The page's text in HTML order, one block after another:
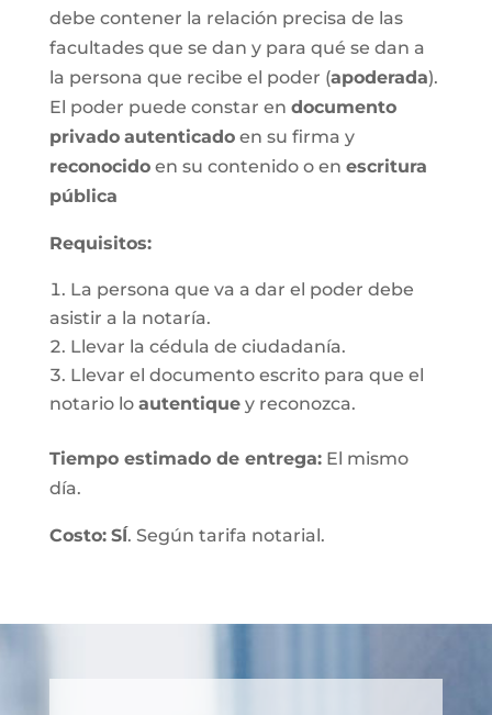
debe contener la relación precisa de las
facultades que se dan y para qué se dan a
la persona que recibe el poder (apoderada).
El poder puede constar en documento
privado autenticadoen su firma y
reconocidoen su contenido o en escritura
pública
Requisitos:
La persona que va a dar el poder debe
asistir a la notaría.
Llevar la cédula de ciudadanía.
Llevar el documento escrito para que el
notario lo autentiquey reconozca.
Tiempo estimado de entrega:El mismo
día.
Costo: SÍ. Según tarifa notarial.